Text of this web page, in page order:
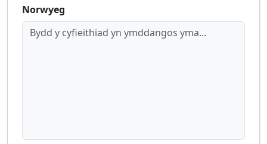
Norwyeg
Bydd y cyfieithiad yn ymddangos yma...